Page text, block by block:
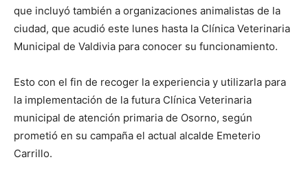
que incluyó también a organizaciones animalistas de la
ciudad, que acudió este lunes hasta la Clínica Veterinaria
Municipal de Valdivia para conocer su funcionamiento.
Esto con el fin de recoger la experiencia y utilizarla para
la implementación de la futura Clínica Veterinaria
municipal de atención primaria de Osorno, según
prometió en su campaña el actual alcalde Emeterio
Carrillo.